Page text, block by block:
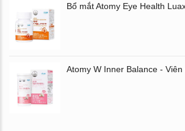
Bổ mắt Atomy Eye Health